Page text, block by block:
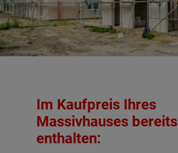
Im Kaufpreis Ihres
Massivhauses bereits
enthalten: